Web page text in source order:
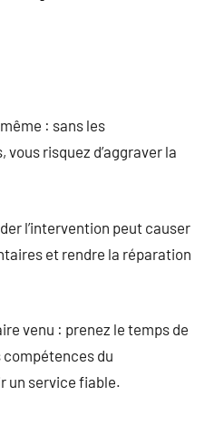
: sans les
risquez d’aggraver la
l’intervention peut causer
et rendre la réparation
venu : prenez le temps de
du
un service fiable.